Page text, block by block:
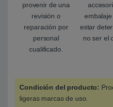
provenir de una
revisión o
reparación por
personal
cualificado.
estar
no ser el
Condición del producto:
ligeras marcas de uso.